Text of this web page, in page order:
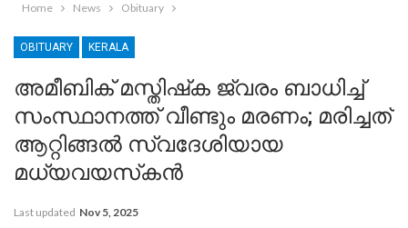
Home News Obituary
OBITUARY KERALA
അമീബിക് മസ്തിഷ്‌ക ജ്വരം ബാധിച്ച്
സംസ്ഥാനത്ത് വീണ്ടും മരണം; മരിച്ചത്
ആറ്റിങ്ങല്‍ സ്വദേശിയായ
മധ്യവയസ്‌കന്‍
Last updated Nov 5, 2025